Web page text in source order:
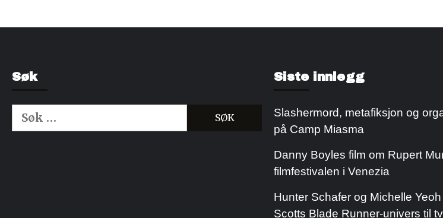
Søk
Søk
etter:
Siste innlegg
Slashermord, metafiksjon og
på Camp Miasma
Danny Boyles film om Rupert
filmfestivalen i Venezia
Hunter Schafer og Michelle
Scotts Blade Runner-univers til